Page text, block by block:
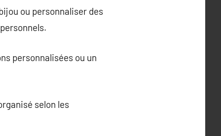
ou personnaliser des
personnalisées ou un
selon les